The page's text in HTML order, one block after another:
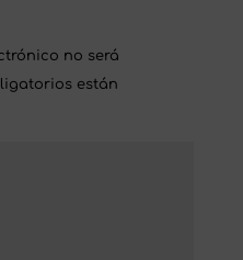
no será
están